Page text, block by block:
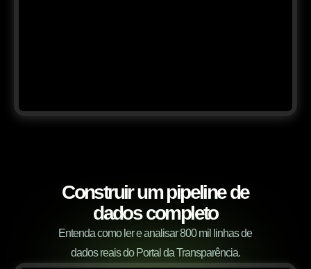
Construir um pipeline de
dados completo
Entenda como ler e analisar 800 mil linhas de
dados reais do Portal da Transparência.